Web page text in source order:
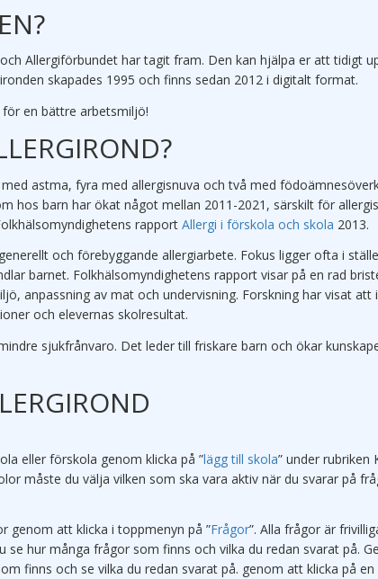
Allergiförbundet har tagit fram. Den kan hjälpa er att tidigt
skapades 1995 och finns sedan 2012 i digitalt format.
en bättre arbetsmiljö!
astma, fyra med allergisnuva och två med
hos barn har ökat något mellan 2011-2021, särskilt för
rapport Allergi i förskola och skola 2013.
och förebyggande allergiarbete. Fokus ligger ofta i
barnet. Folkhälsomyndighetens rapport visar på en rad
anpassning av mat och undervisning. Forskning har visat att
och elevernas skolresultat.
sjukfrånvaro. Det leder till friskare barn och ökar
eller förskola genom klicka på ”lägg till skola” under rubriken
måste du välja vilken som ska vara aktiv när du svarar på
genom att klicka i toppmenyn på ”Frågor”. Alla frågor är
hur många frågor som finns och vilka du redan svarat på.
finns och se vilka du redan svarat på. genom att klicka på